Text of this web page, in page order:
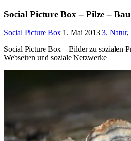
Social Picture Box – Pilze –
Social Picture Box 1. Mai 2013 3. Natur,
Social Picture Box – Bilder zu sozialen
Webseiten und soziale Netzwerke